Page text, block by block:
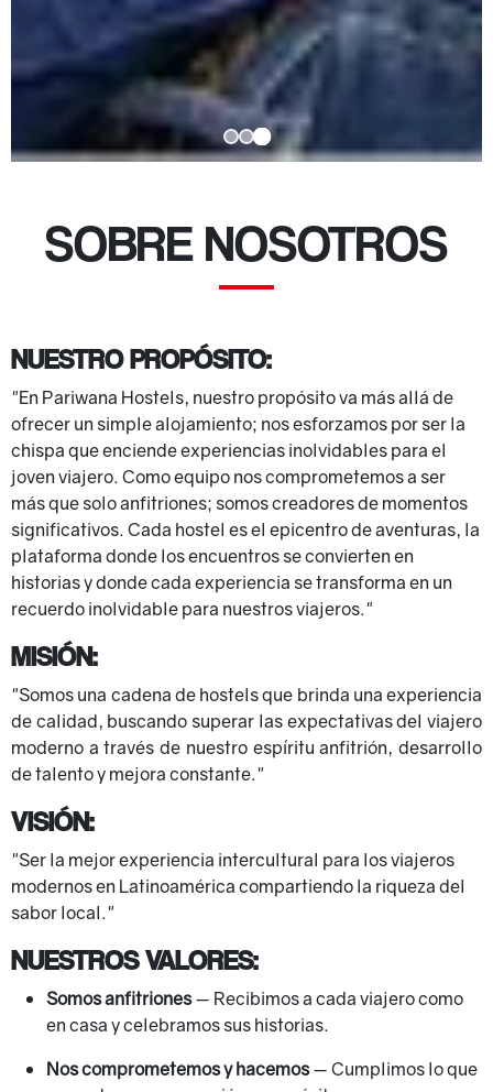
SOBRE NOSOTROS
NUESTRO PROPÓSITO:
"En Pariwana Hostels, nuestro propósito va más allá de
ofrecer un simple alojamiento; nos esforzamos por ser la
chispa que enciende experiencias inolvidables para el
joven viajero. Como equipo nos comprometemos a ser
más que solo anfitriones; somos creadores de momentos
significativos. Cada hostel es el epicentro de aventuras, la
plataforma donde los encuentros se convierten en
historias y donde cada experiencia se transforma en un
recuerdo inolvidable para nuestros viajeros."
MISIÓN:
"Somos una cadena de hostels que brinda una experiencia
de calidad, buscando superar las expectativas del viajero
moderno a través de nuestro espíritu anfitrión, desarrollo
de talento y mejora constante."
VISIÓN:
"Ser la mejor experiencia intercultural para los viajeros
modernos en Latinoamérica compartiendo la riqueza del
sabor local."
NUESTROS VALORES:
Somos anfitriones— Recibimos a cada viajero como
en casa y celebramos sus historias.
Nos comprometemos y hacemos— Cumplimos lo que